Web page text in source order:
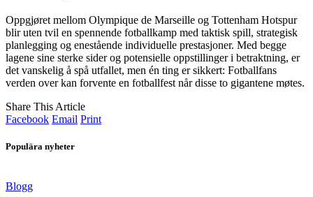
Oppgjøret mellom Olympique de Marseille og Tottenham Hotspur
blir uten tvil en spennende fotballkamp med taktisk spill, strategisk
planlegging og enestående individuelle prestasjoner. Med begge
lagene sine sterke sider og potensielle oppstillinger i betraktning, er
det vanskelig å spå utfallet, men én ting er sikkert: Fotballfans
verden over kan forvente en fotballfest når disse to gigantene møtes.
Share This Article
Facebook Email Print
Populära nyheter
Blogg